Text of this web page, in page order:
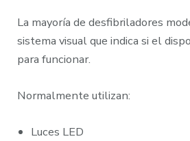
La mayoría de desfibriladores
sistema visual que indica si el
para funcionar.
Normalmente utilizan:
Luces LED